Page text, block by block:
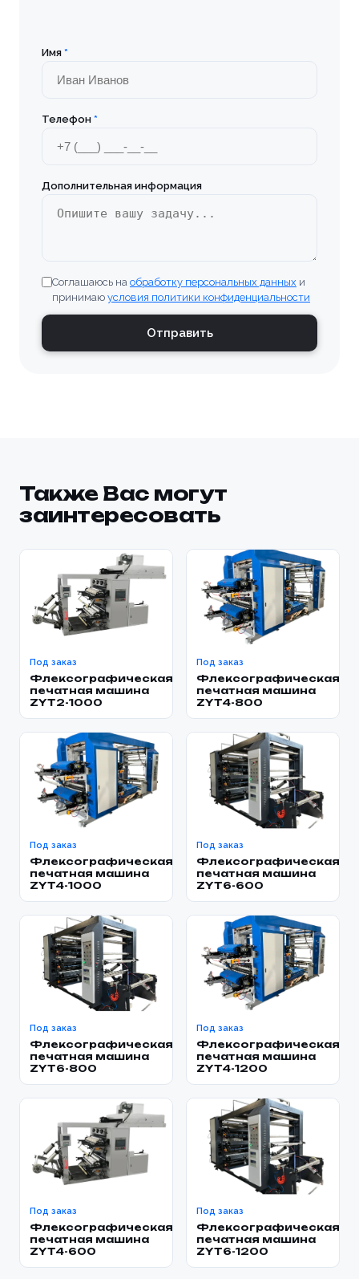
Имя *
Телефон *
Дополнительная информация
Соглашаюсь на обработку персональных данных и
принимаю условия политики конфиденциальности
Отправить
Также Вас могут
заинтересовать
Под заказ
Флексографическая
печатная машина
ZYT2-1000
Под заказ
Флексографическая
печатная машина
ZYT4-800
Под заказ
Флексографическая
печатная машина
ZYT4-1000
Под заказ
Флексографическая
печатная машина
ZYT6-600
Под заказ
Флексографическая
печатная машина
ZYT6-800
Под заказ
Флексографическая
печатная машина
ZYT4-1200
Под заказ
Флексографическая
печатная машина
ZYT4-600
Под заказ
Флексографическая
печатная машина
ZYT6-1200